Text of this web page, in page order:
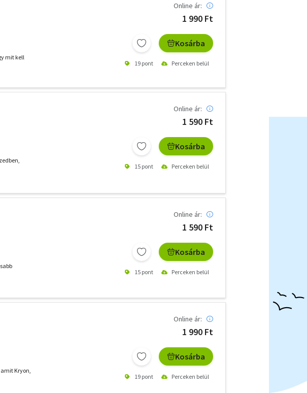
mit kell
Online ár:
1 990 Ft
Kosárba
19 pont Perceken belül
Online ár:
1 590 Ft
Kosárba
15 pont Perceken belül
Online ár:
1 590 Ft
Kosárba
15 pont Perceken belül
Kryon,
Online ár:
1 990 Ft
Kosárba
19 pont Perceken belül